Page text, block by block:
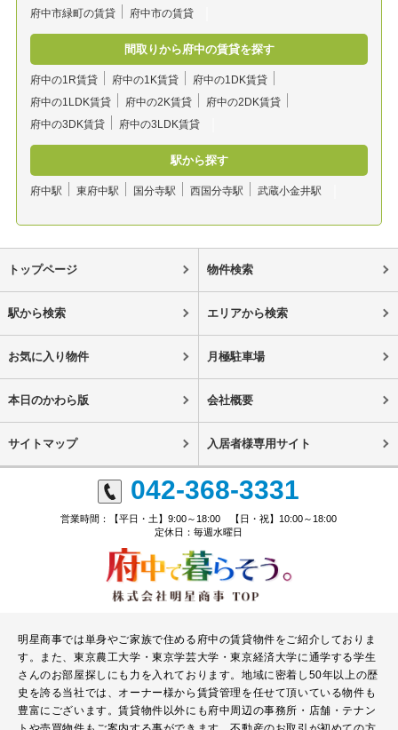
府中市緑町の賃貸
府中市の賃貸
間取りから府中の賃貸を探す
府中の1R賃貸 府中の1K賃貸
府中の1DK賃貸
府中の1LDK賃貸
府中の2K賃貸
府中の2DK賃貸
府中の3DK賃貸
府中の3LDK賃貸
駅から探す
府中駅 東府中駅 国分寺駅 西国分寺駅 武蔵小金井駅
トップページ 物件検索
駅から検索 エリアから検索
お気に入り物件 月極駐車場
本日のかわら版 会社概要
サイトマップ 入居者様専用サイト
042-368-3331
営業時間：【平日・土】9:00～18:00 【日・祝】10:00～18:00
定休日：毎週水曜日
明星商事では単身やご家族で住める府中の賃貸物件をご紹介しておりま
す。また、東京農工大学・東京学芸大学・東京経済大学に通学する学生
さんのお部屋探しにも力を入れております。地域に密着し50年以上の歴
史を誇る当社では、オーナー様から賃貸管理を任せて頂いている物件も
豊富にございます。賃貸物件以外にも府中周辺の事務所・店舗・テナン